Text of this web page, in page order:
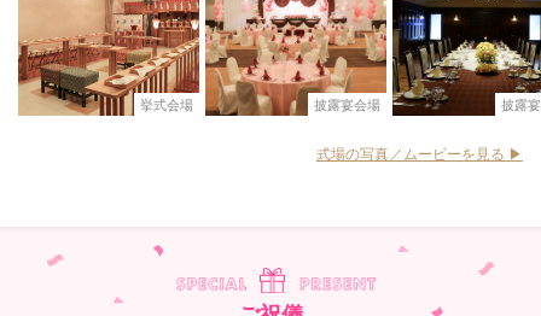
挙式会場 披露宴会場 披露
式場の写真／ムービーを見る ▶︎